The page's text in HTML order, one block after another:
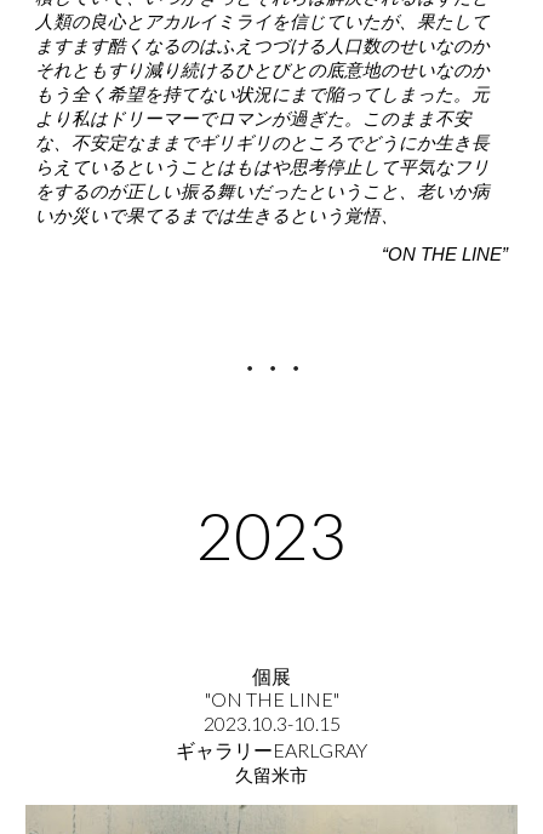
人類の良心とアカルイミライを信じていたが、果たして
ますます酷くなるのはふえつづける人口数のせいなのか
それともすり減り続けるひとびとの底意地のせいなのか
もう全く希望を持てない状況にまで陥ってしまった。元
より私はドリーマーでロマンが過ぎた。このまま不安
な、不安定なままでギリギリのところでどうにか生き長
らえているということはもはや思考停止して平気なフリ
をするのが正しい振る舞いだったということ、老いか病
いか災いで果てるまでは生きるという覚悟、
“ON THE LINE”
・・・
2023
個展
"ON THE LINE"
2023.10.3-10.15
ギャラリーEARLGRAY
久留米市